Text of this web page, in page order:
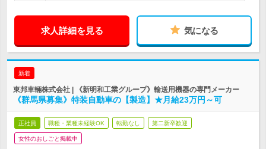
求人詳細を見る 気になる
新着
東邦車輛株式会社 | 《新明和工業グループ》輸送用機器の専門メーカー
《群馬県募集》特装自動車の【製造】★月給23万円～可
正社員 職種・業種未経験OK 転勤なし 第二新卒歓迎
女性のおしごと掲載中